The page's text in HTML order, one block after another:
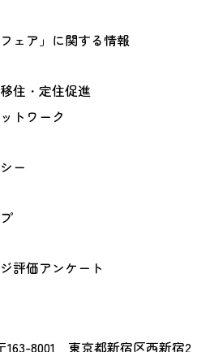
フェア」に関する情報
住・定住促進
トワーク
ー
評価アンケート
8001 東京都新宿区西新宿2